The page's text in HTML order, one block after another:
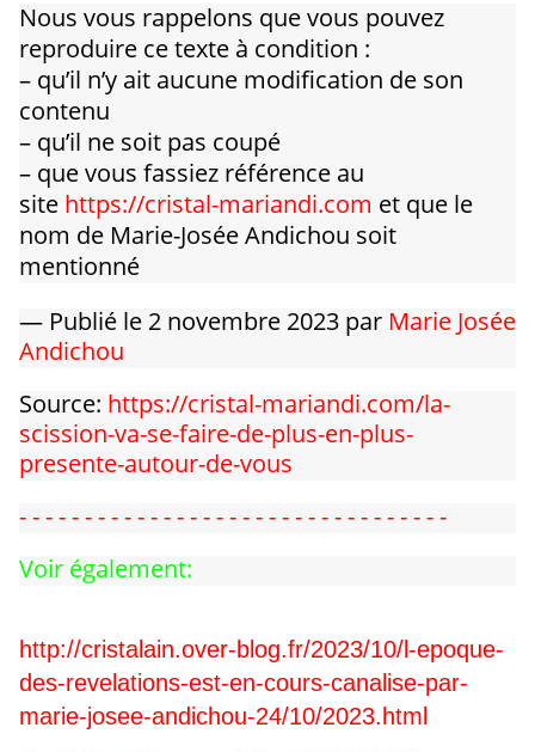
Nous vous rappelons que vous pouvez
reproduire ce texte à condition :
– qu’il n’y ait aucune modification de son
contenu
– qu’il ne soit pas coupé
– que vous fassiez référence au
site https://cristal-mariandi.com et que le
nom de Marie-Josée Andichou soit
mentionné
— Publié le 2 novembre 2023 par Marie Josée
Andichou
Source: https://cristal-mariandi.com/la-
scission-va-se-faire-de-plus-en-plus-
presente-autour-de-vous
- - - - - - - - - - - - - - - - - - - - - - - - - - - - - - - - -
Voir également:
http://cristalain.over-blog.fr/2023/10/l-epoque-
des-revelations-est-en-cours-canalise-par-
marie-josee-andichou-24/10/2023.html